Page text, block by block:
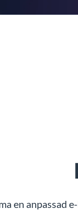
en anpassad